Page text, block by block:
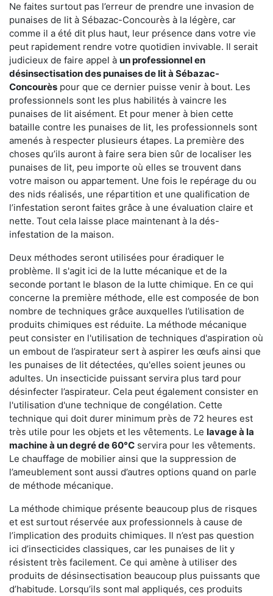
Ne faites surtout pas l’erreur de prendre une invasion de
punaises de lit à Sébazac-Concourès à la légère, car
comme il a été dit plus haut, leur présence dans votre vie
peut rapidement rendre votre quotidien invivable. Il serait
judicieux de faire appel à un professionnel en
désinsectisation des punaises de lit à Sébazac-
Concourès pour que ce dernier puisse venir à bout. Les
professionnels sont les plus habilités à vaincre les
punaises de lit aisément. Et pour mener à bien cette
bataille contre les punaises de lit, les professionnels sont
amenés à respecter plusieurs étapes. La première des
choses qu’ils auront à faire sera bien sûr de localiser les
punaises de lit, peu importe où elles se trouvent dans
votre maison ou appartement. Une fois le repérage du ou
des nids réalisés, une répartition et une qualification de
l’infestation seront faites grâce à une évaluation claire et
nette. Tout cela laisse place maintenant à la dés-
infestation de la maison.
Deux méthodes seront utilisées pour éradiquer le
problème. Il s'agit ici de la lutte mécanique et de la
seconde portant le blason de la lutte chimique. En ce qui
concerne la première méthode, elle est composée de bon
nombre de techniques grâce auxquelles l’utilisation de
produits chimiques est réduite. La méthode mécanique
peut consister en l'utilisation de techniques d'aspiration où
un embout de l’aspirateur sert à aspirer les œufs ainsi que
les punaises de lit détectées, qu'elles soient jeunes ou
adultes. Un insecticide puissant servira plus tard pour
désinfecter l’aspirateur. Cela peut également consister en
l'utilisation d'une technique de congélation. Cette
technique qui doit durer minimum près de 72 heures est
très utile pour les objets et les vêtements. Le lavage à la
machine à un degré de 60°C servira pour les vêtements.
Le chauffage de mobilier ainsi que la suppression de
l’ameublement sont aussi d’autres options quand on parle
de méthode mécanique.
La méthode chimique présente beaucoup plus de risques
et est surtout réservée aux professionnels à cause de
l’implication des produits chimiques. Il n’est pas question
ici d’insecticides classiques, car les punaises de lit y
résistent très facilement. Ce qui amène à utiliser des
produits de désinsectisation beaucoup plus puissants que
d’habitude. Lorsqu’ils sont mal appliqués, ces produits